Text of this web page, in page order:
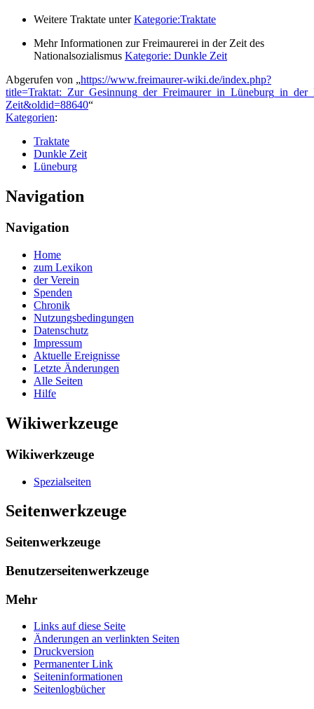
Weitere Traktate unterKategorie:Traktate
Mehr Informationen zur Freimaurerei in der Zeit des
Nationalsozialismus Kategorie: Dunkle Zeit
Abgerufen von „https://www.freimaurer-wiki.de/index.php?
Zeit&oldid=88640“
Kategorien:
Traktate
Dunkle Zeit
Lüneburg
Navigation
Navigation
Home
zum Lexikon
der Verein
Spenden
Chronik
Nutzungsbedingungen
Datenschutz
Impressum
Aktuelle Ereignisse
Letzte Änderungen
Alle Seiten
Hilfe
Wikiwerkzeuge
Wikiwerkzeuge
Spezialseiten
Seitenwerkzeuge
Seitenwerkzeuge
Benutzerseitenwerkzeuge
Mehr
Links auf diese Seite
Änderungen an verlinkten Seiten
Druckversion
Permanenter Link
Seiten­­informationen
Seitenlogbücher